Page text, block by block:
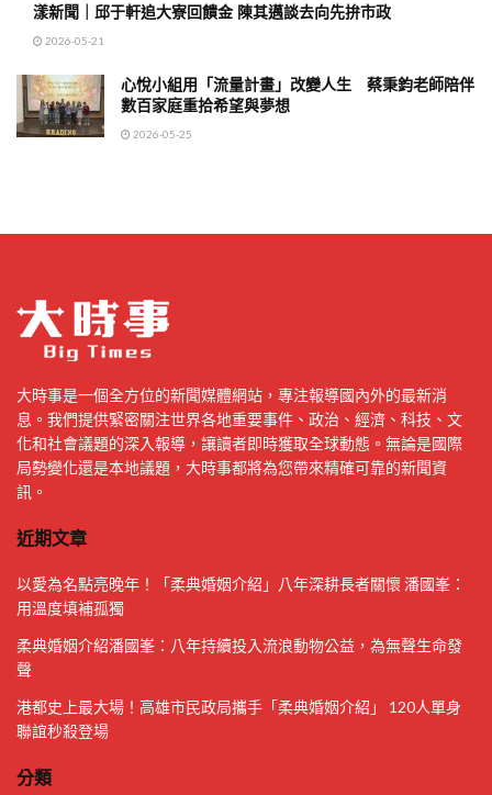
漾新聞｜邱于軒追大寮回饋金 陳其邁談去向先拚市政
2026-05-21
心悅小組用「流量計畫」改變人生 蔡秉鈞老師陪伴
數百家庭重拾希望與夢想
2026-05-25
大時事是一個全方位的新聞媒體網站，專注報導國內外的最新消
息。我們提供緊密關注世界各地重要事件、政治、經濟、科技、文
化和社會議題的深入報導，讓讀者即時獲取全球動態。無論是國際
局勢變化還是本地議題，大時事都將為您帶來精確可靠的新聞資
訊。
近期文章
以愛為名點亮晚年！「柔典婚姻介紹」八年深耕長者關懷 潘國峯：
用溫度填補孤獨
柔典婚姻介紹潘國峯：八年持續投入流浪動物公益，為無聲生命發
聲
港都史上最大場！高雄市民政局攜手「柔典婚姻介紹」 120人單身
聯誼秒殺登場
分類